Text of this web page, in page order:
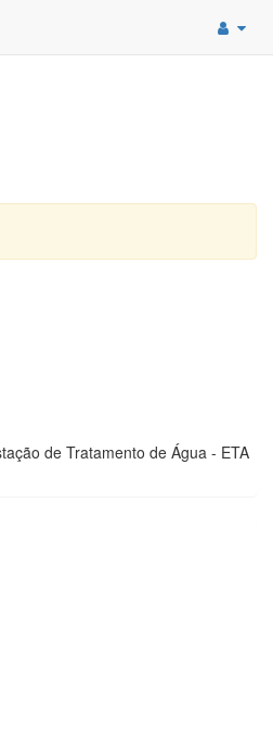
de Tratamento de Água - ETA